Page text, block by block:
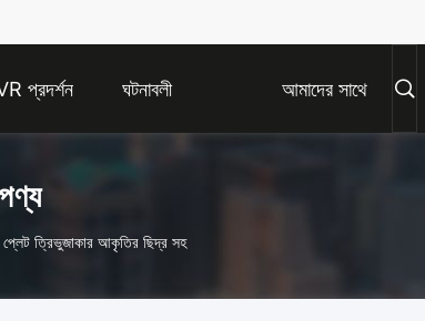
প্রদর্শন ঘটনাবলী আমাদের সাথে
প্লেট ত্রিভুজাকার আকৃতির ছিদ্র সহ